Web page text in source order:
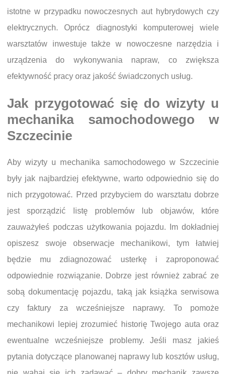
istotne w przypadku nowoczesnych aut hybrydowych czy
elektrycznych. Oprócz diagnostyki komputerowej wiele
warsztatów inwestuje także w nowoczesne narzędzia i
urządzenia do wykonywania napraw, co zwiększa
efektywność pracy oraz jakość świadczonych usług.
Jak przygotować się do wizyty u
mechanika samochodowego w
Szczecinie
Aby wizyty u mechanika samochodowego w Szczecinie
były jak najbardziej efektywne, warto odpowiednio się do
nich przygotować. Przed przybyciem do warsztatu dobrze
jest sporządzić listę problemów lub objawów, które
zauważyłeś podczas użytkowania pojazdu. Im dokładniej
opiszesz swoje obserwacje mechanikowi, tym łatwiej
będzie mu zdiagnozować usterkę i zaproponować
odpowiednie rozwiązanie. Dobrze jest również zabrać ze
sobą dokumentację pojazdu, taką jak książka serwisowa
czy faktury za wcześniejsze naprawy. To pomoże
mechanikowi lepiej zrozumieć historię Twojego auta oraz
ewentualne wcześniejsze problemy. Jeśli masz jakieś
pytania dotyczące planowanej naprawy lub kosztów usług,